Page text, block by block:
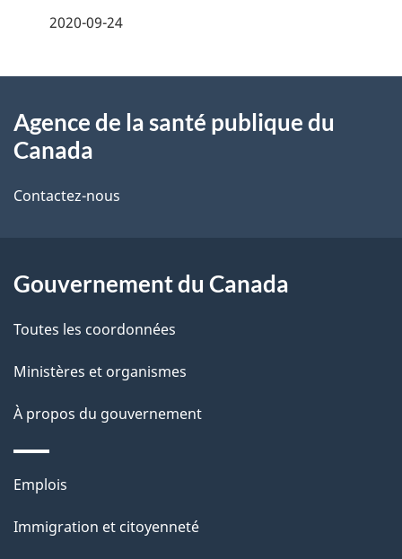
i
s
e
l
a
p
a
g
e
2020-09-24
propos
ce
Agence de la santé publique du
Canada
Contactez-nous
Gouvernement du Canada
Toutes les coordonnées
Ministères et organismes
À propos du gouvernement
Thèmes
sujets
Emplois
Immigration et citoyenneté